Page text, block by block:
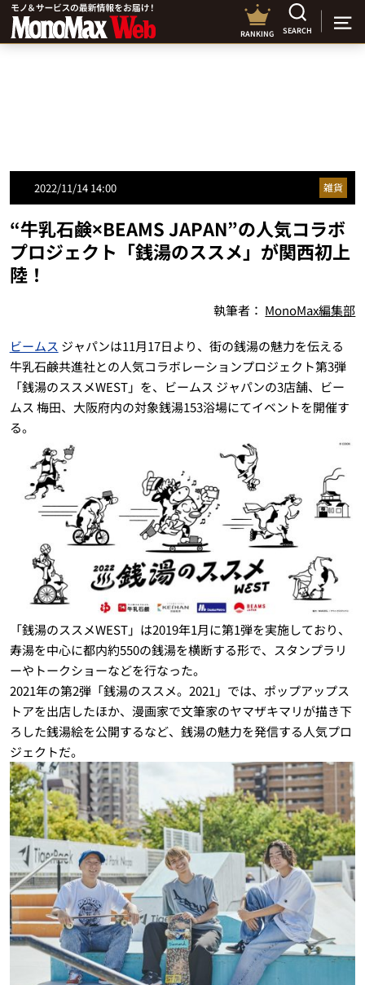
RANKING SEARCH
2022/11/14 14:00 雑貨
“牛乳石鹸×BEAMS JAPAN”の人気コラボ
プロジェクト「銭湯のススメ」が関西初上
陸！
執筆者： MonoMax編集部
ビームス ジャパンは11月17日より、街の銭湯の魅力を伝える
牛乳石鹸共進社との人気コラボレーションプロジェクト第3弾
「銭湯のススメWEST」を、ビームス ジャパンの3店舗、ビー
ムス 梅田、大阪府内の対象銭湯153浴場にてイベントを開催す
る。
「銭湯のススメWEST」は2019年1月に第1弾を実施しており、
寿湯を中心に都内約550の銭湯を横断する形で、スタンプラリ
ーやトークショーなどを行なった。
2021年の第2弾「銭湯のススメ。2021」では、ポップアップス
トアを出店したほか、漫画家で文筆家のヤマザキマリが描き下
ろした銭湯絵を公開するなど、銭湯の魅力を発信する人気プロ
ジェクトだ。